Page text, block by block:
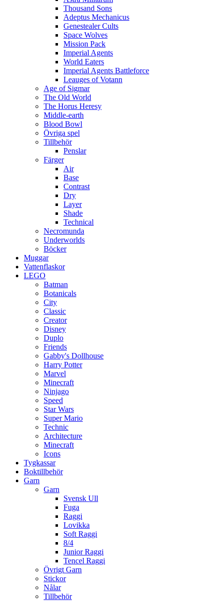
Thousand Sons
Adeptus Mechanicus
Genestealer Cults
Space Wolves
Mission Pack
Imperial Agents
World Eaters
Imperial Agents Battleforce
Leauges of Votann
Age of Sigmar
The Old World
The Horus Heresy
Middle-earth
Blood Bowl
Övriga spel
Tillbehör
Penslar
Färger
Air
Base
Contrast
Dry
Layer
Shade
Technical
Necromunda
Underworlds
Böcker
Muggar
Vattenflaskor
LEGO
Batman
Botanicals
City
Classic
Creator
Disney
Duplo
Friends
Gabby's Dollhouse
Harry Potter
Marvel
Minecraft
Ninjago
Speed
Star Wars
Super Mario
Technic
Architecture
Minecraft
Icons
Tygkassar
Boktillbehör
Garn
Garn
Svensk Ull
Fuga
Raggi
Lovikka
Soft Raggi
8/4
Junior Raggi
Tencel Raggi
Övrigt Garn
Stickor
Nålar
Tillbehör